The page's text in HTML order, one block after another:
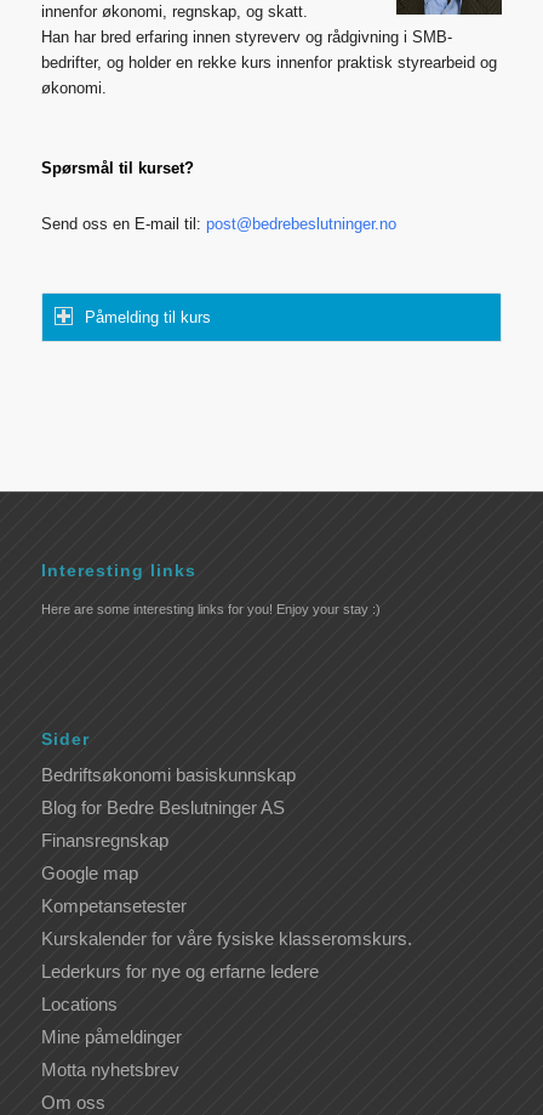
innenfor økonomi, regnskap, og skatt.
Han har bred erfaring innen styreverv og rådgivning i SMB-
bedrifter, og holder en rekke kurs innenfor praktisk styrearbeid og
økonomi.
Spørsmål til kurset?
Send oss en E-mail til: post@bedrebeslutninger.no
Påmelding til kurs
Interesting links
Here are some interesting links for you! Enjoy your stay :)
Sider
Bedriftsøkonomi basiskunnskap
Blog for Bedre Beslutninger AS
Finansregnskap
Google map
Kompetansetester
Kurskalender for våre fysiske klasseromskurs.
Lederkurs for nye og erfarne ledere
Locations
Mine påmeldinger
Motta nyhetsbrev
Om oss